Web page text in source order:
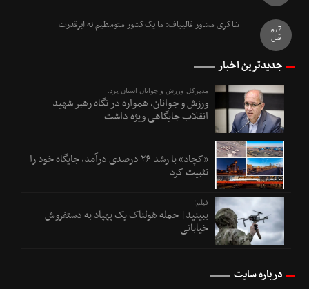
شاکری مشاور قالیباف: ما یک‌کشور متوسطیم نه ابرقدرت
7 روز
قبل
جدیدترین اخبار
مدیرکل ورزش و جوانان استان یزد:
ورزش و جوانان، همواره در نگاه رهبر شهید
انقلاب جایگاهی ویژه داشت
«کچاد» با رشد ۲۶ درصدی درآمد، جایگاه خود را
تثبیت کرد
فیلم؛
ببینید| حمله هولناک یک پهپاد به دستفروش
خیابانی
درباره سایت